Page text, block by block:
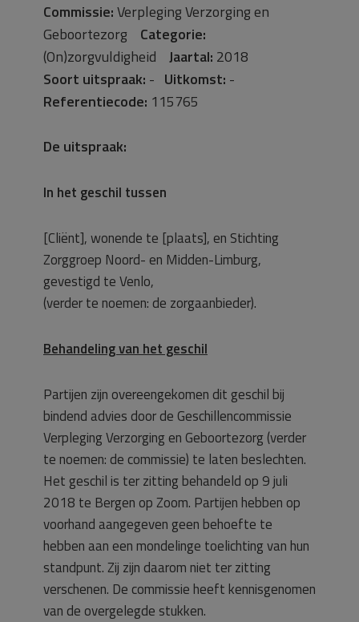
Commissie:Verpleging Verzorging en
Geboortezorg Categorie:
(On)zorgvuldigheid Jaartal: 2018
Soort uitspraak: - Uitkomst: -
Referentiecode: 115765
De uitspraak:
In het geschil tussen
[Cliënt], wonende te [plaats], en Stichting
Zorggroep Noord- en Midden-Limburg,
gevestigd te Venlo,
(verder te noemen: de zorgaanbieder).
Behandeling van het geschil
Partijen zijn overeengekomen dit geschil bij
bindend advies door de Geschillencommissie
Verpleging Verzorging en Geboortezorg (verder
te noemen: de commissie) te laten beslechten.
Het geschil is ter zitting behandeld op 9 juli
2018 te Bergen op Zoom. Partijen hebben op
voorhand aangegeven geen behoefte te
hebben aan een mondelinge toelichting van hun
standpunt. Zij zijn daarom niet ter zitting
verschenen. De commissie heeft kennisgenomen
van de overgelegde stukken.